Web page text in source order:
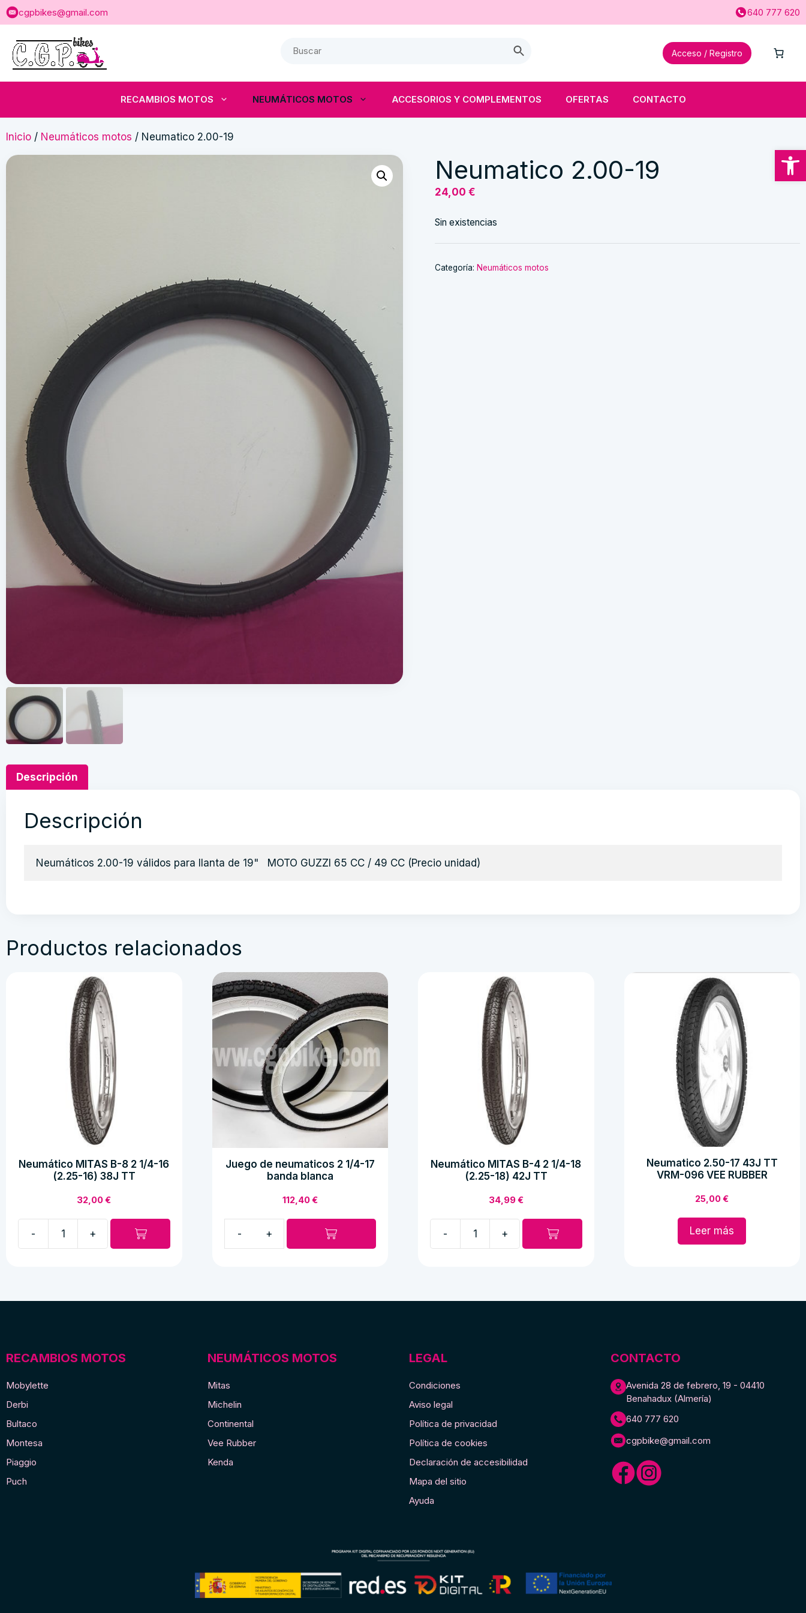
Abrir
Saltar
al
cgpbikes@gmail.com 640 777 620
Acceso / Registro
RECAMBIOS MOTOS NEUMÁTICOS MOTOS ACCESORIOS Y COMPLEMENTOS OFERTAS CONTACTO
Inicio / Neumáticos motos / Neumatico 2.00-19
Neumatico 2.00-19
24,00 €
Sin existencias
Categoría: Neumáticos motos
Descripción
Descripción
Neumáticos 2.00-19 válidos para llanta de 19"   MOTO GUZZI 65 CC / 49 CC (Precio unidad)
Productos relacionados
Neumático MITAS B-8 2 1/4-16
(2.25-16) 38J TT
32,00€
-
Neumático
2
16)
TT
cantidad
+
Juego de neumaticos 2 1/4-17
banda blanca
112,40€
1/4-
cantidad
Neumático MITAS B-4 2 1/4-18
(2.25-18) 42J TT
34,99€
-
Neumático
2
18)
TT
cantidad
+
Neumatico 2.50-17 43J TT
VRM-096 VEE RUBBER
25,00€
Leer más
RECAMBIOS MOTOS
Mobylette
Derbi
Bultaco
Montesa
Piaggio
Puch
NEUMÁTICOS MOTOS
Mitas
Michelin
Continental
Vee Rubber
Kenda
LEGAL
Condiciones
Aviso legal
Política de privacidad
Política de cookies
Declaración de accesibilidad
Mapa del sitio
Ayuda
CONTACTO
Avenida 28 de febrero, 19 - 04410
Benahadux (Almería)
640 777 620
cgpbike@gmail.com